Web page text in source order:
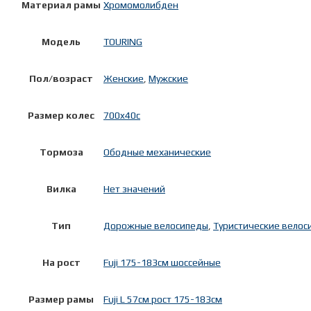
Материал рамы Хромомолибден
Модель TOURING
Пол/возраст Женские Мужские
Размер колес 700x40c
Тормоза Ободные механические
Вилка Нет значений
Тип Дорожные велосипеды Туристические
На рост Fuji 175-183см шоссейные
Размер рамы Fuji L 57см рост 175-183см